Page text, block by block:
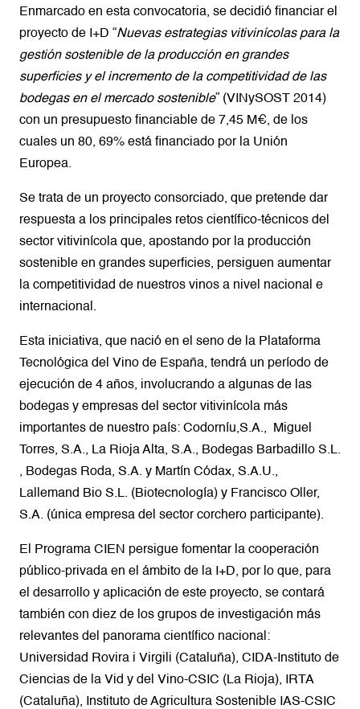
Enmarcado en esta convocatoria, se decidió financiar el
proyecto de I+D “Nuevas estrategias vitivinícolas para la
gestión sostenible de la producción en grandes
superficies y el incremento de la competitividad de las
bodegas en el mercado sostenible” (VINySOST 2014)
con un presupuesto financiable de 7,45 M€, de los
cuales un 80, 69% está financiado por la Unión
Europea.
Se trata de un proyecto consorciado, que pretende dar
respuesta a los principales retos científico-técnicos del
sector vitivinícola que, apostando por la producción
sostenible en grandes superficies, persiguen aumentar
la competitividad de nuestros vinos a nivel nacional e
internacional.
Esta iniciativa, que nació en el seno de la Plataforma
Tecnológica del Vino de España, tendrá un período de
ejecución de 4 años, involucrando a algunas de las
bodegas y empresas del sector vitivinícola más
importantes de nuestro país: Codorníu,S.A., Miguel
Torres, S.A., La Rioja Alta, S.A., Bodegas Barbadillo S.L.
, Bodegas Roda, S.A. y Martín Códax, S.A.U.,
Lallemand Bio S.L. (Biotecnología) y Francisco Oller,
S.A. (única empresa del sector corchero participante).
El Programa CIEN persigue fomentar la cooperación
público-privada en el ámbito de la I+D, por lo que, para
el desarrollo y aplicación de este proyecto, se contará
también con diez de los grupos de investigación más
relevantes del panorama científico nacional:
Universidad Rovira i Virgili (Cataluña), CIDA-Instituto de
Ciencias de la Vid y del Vino-CSIC (La Rioja), IRTA
(Cataluña), Instituto de Agricultura Sostenible IAS-CSIC